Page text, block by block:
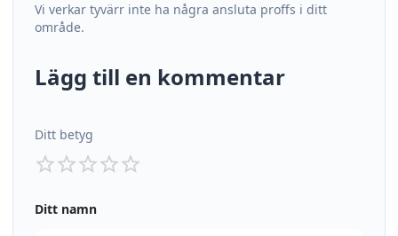
Vi verkar tyvärr inte ha några ansluta proffs i ditt
område.
Lägg till en kommentar
Ditt betyg
Ditt namn